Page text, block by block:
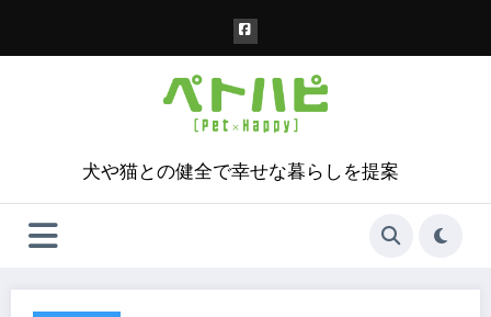
犬や猫との健全で幸せな暮らしを提案